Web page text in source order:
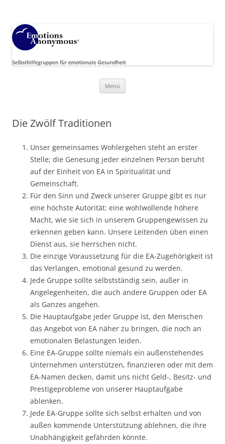
Menü
Die Zwölf Traditionen
Unser gemeinsames Wohlergehen steht an erster
Stelle; die Genesung jeder einzelnen Person beruht
auf der Einheit von EA in Spiritualität und
Gemeinschaft.
Für den Sinn und Zweck unserer Gruppe gibt es nur
eine höchste Autorität: eine wohlwollende höhere
Macht, wie sie sich in unserem Gruppengewissen zu
erkennen geben kann. Unsere Leitenden üben einen
Dienst aus, sie herrschen nicht.
Die einzige Voraussetzung für die EA-Zugehörigkeit ist
das Verlangen, emotional gesund zu werden.
Jede Gruppe sollte selbstständig sein, außer in
Angelegenheiten, die auch andere Gruppen oder EA
als Ganzes angehen.
Die Hauptaufgabe jeder Gruppe ist, den Menschen
das Angebot von EA näher zu bringen, die noch an
emotionalen Belastungen leiden.
Eine EA-Gruppe sollte niemals ein außenstehendes
Unternehmen unterstützen, finanzieren oder mit dem
EA-Namen decken, damit uns nicht Geld-, Besitz- und
Prestigeprobleme von unserer Hauptaufgabe
ablenken.
Jede EA-Gruppe sollte sich selbst erhalten und von
außen kommende Unterstützung ablehnen, die ihre
Unabhängigkeit gefährden könnte.